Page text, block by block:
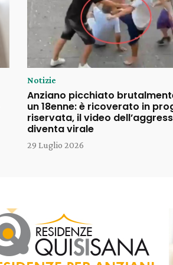
Notizie
Anziano picchiato
un 18enne: è ricoverato in
riservata, il video
diventa virale
29 Luglio 2026